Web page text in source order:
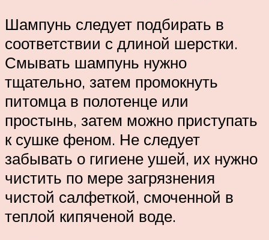
Шампунь следует подбирать в
соответствии с длиной шерстки.
Смывать шампунь нужно
тщательно, затем промокнуть
питомца в полотенце или
простынь, затем можно приступать
к сушке феном. Не следует
забывать о гигиене ушей, их нужно
чистить по мере загрязнения
чистой салфеткой, смоченной в
теплой кипяченой воде.